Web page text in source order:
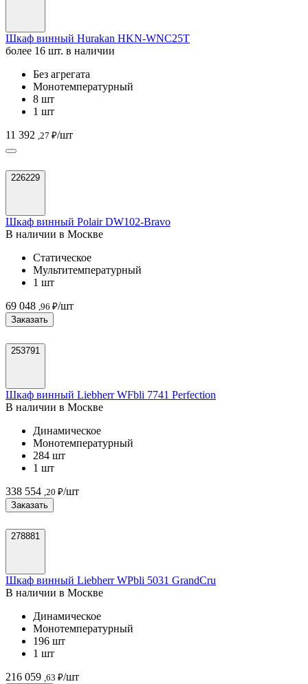
Шкаф винный Hurakan HKN-WNC25T
более 16 шт. в наличии
Без агрегата
Монотемпературный
8 шт
1 шт
11 392 ,27 ₽/шт
226229
Шкаф винный Polair DW102-Bravo
В наличии в Москве
Статическое
Мультитемпературный
1 шт
69 048 ,96 ₽/шт
Заказать
253791
Шкаф винный Liebherr WFbli 7741 Perfection
В наличии в Москве
Динамическое
Монотемпературный
284 шт
1 шт
338 554 ,20 ₽/шт
Заказать
278881
Шкаф винный Liebherr WPbli 5031 GrandCru
В наличии в Москве
Динамическое
Монотемпературный
196 шт
1 шт
216 059 ,63 ₽/шт